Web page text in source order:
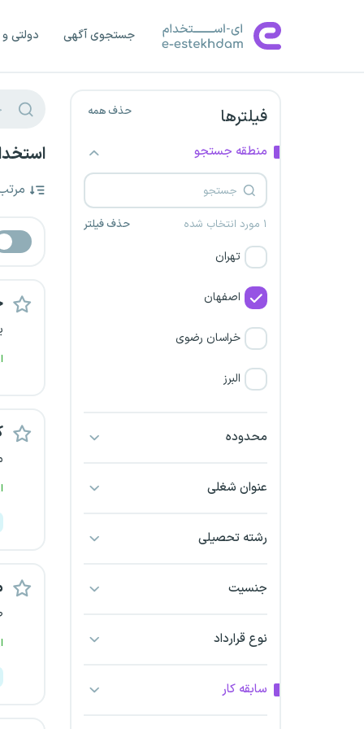
جستجوی آگهی دولتی
فیلترها حذف همه
منطقه جستجو
۱ مورد انتخاب شده حذف فیلتر
تهران
اصفهان
خراسان رضوی
البرز
اراک
اردبیل
محدوده
عنوان شغلی
رشته تحصیلی
جنسیت
نوع قرارداد
سابقه کار